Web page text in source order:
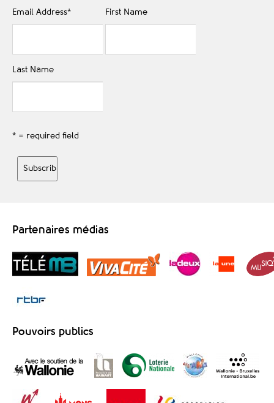
Email Address* First Name
Last Name
* = required field
Partenaires médias
Pouvoirs publics